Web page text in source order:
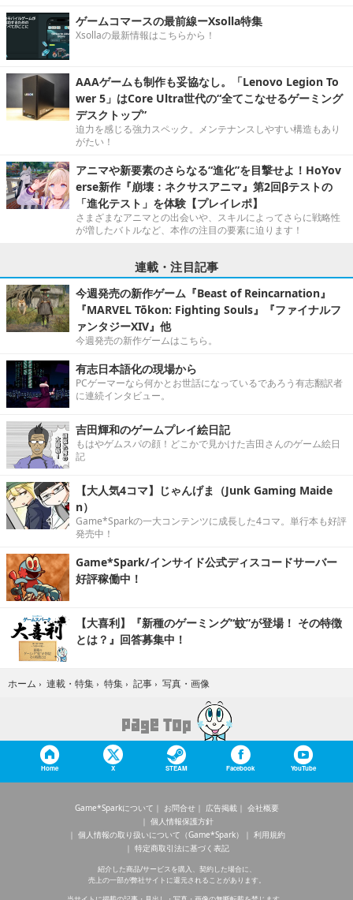
ゲームコマースの最前線ーXsolla特集
Xsollaの最新情報はこちらから！
AAAゲームも制作も妥協なし。「Lenovo Legion To
wer 5」はCore Ultra世代の“全てこなせるゲーミング
デスクトップ”
迫力を感じる強力スペック。メンテナンスしやすい構造もあり
がたい！
アニマや新要素のさらなる“進化”を目撃せよ！HoYov
erse新作『崩壊：ネクサスアニマ』第2回βテストの
「進化テスト」を体験【プレイレポ】
さまざまなアニマとの出会いや、スキルによってさらに戦略性
が増したバトルなど、本作の注目の要素に迫ります！
連載・注目記事
今週発売の新作ゲーム『Beast of Reincarnation』
『MARVEL Tōkon: Fighting Souls』『ファイナルフ
ァンタジーXIV』他
今週発売の新作ゲームはこちら。
有志日本語化の現場から
PCゲーマーなら何かとお世話になっているであろう有志翻訳者
に連続インタビュー。
吉田輝和のゲームプレイ絵日記
もはやゲムスパの顔！どこかで見かけた吉田さんのゲーム絵日
記
【大人気4コマ】じゃんげま（Junk Gaming Maide
n）
Game*Sparkの一大コンテンツに成長した4コマ。単行本も好評
発売中！
Game*Spark/インサイド公式ディスコードサーバー
好評稼働中！
【大喜利】『新種のゲーミング“蚊”が登場！ その特徴
とは？』回答募集中！
ホーム › 連載・特集 › 特集 › 記事 › 写真・画像
Home X STEAM Facebook YouTube
Game*Sparkについて お問合せ 広告掲載
会社概要
個人情報保護方針
個人情報の取り扱いについて（Game*Spark）
利用規約
特定商取引法に基づく表記
紹介した商品/サービスを購入、契約した場合に、
売上の一部が弊社サイトに還元されることがあります。